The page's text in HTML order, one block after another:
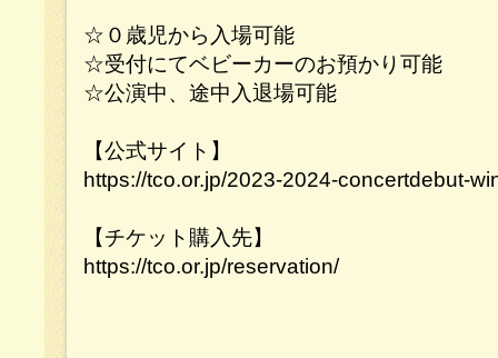
☆０歳児から入場可能
☆受付にてベビーカーのお預かり可能
☆公演中、途中入退場可能
【公式サイト】
https://tco.or.jp/2023-2024-concertdebut-
【チケット購入先】
https://tco.or.jp/reservation/